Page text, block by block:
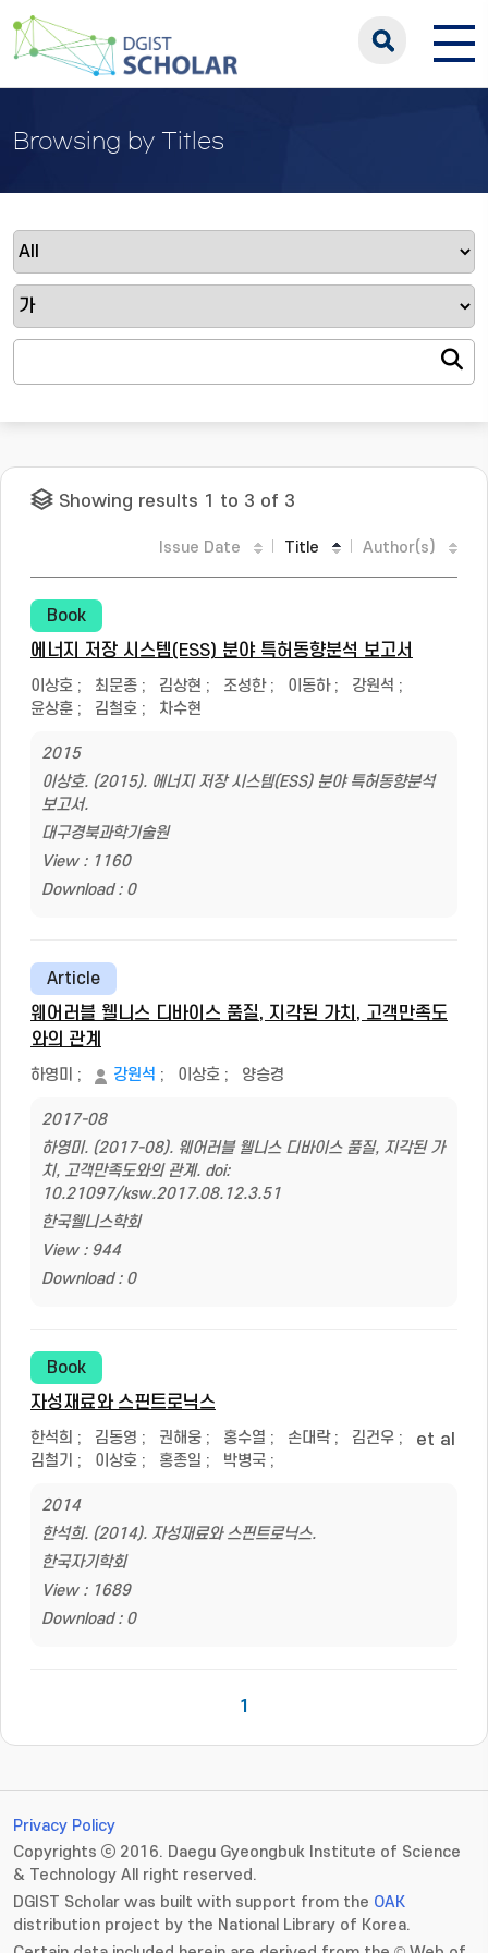
Browsing by Titles
Showing results 1 to 3 of 3
Issue Date Title Author(s)
Book
에너지 저장 시스템(ESS) 분야 특허동향분석 보고서
이상호 ; 최문종 ; 김상현 ; 조성한; 이동하; 강원석 ;
윤상훈 ; 김철호 ; 차수현
2015
이상호. (2015). 에너지 저장 시스템(ESS) 분야 특허동향분석
보고서.
대구경북과학기술원
View : 1160
Download : 0
Article
웨어러블 웰니스 디바이스 품질, 지각된 가치, 고객만족도
와의 관계
하영미 ; 강원석 ; 이상호 ; 양승경
2017-08
하영미. (2017-08). 웨어러블 웰니스 디바이스 품질, 지각된 가
치, 고객만족도와의 관계. doi:
10.21097/ksw.2017.08.12.3.51
한국웰니스학회
View : 944
Download : 0
Book
자성재료와 스핀트로닉스
한석희 ; 김동영 ; 권해웅 ; 홍수열 ; 손대락; 김건우 ;
김철기 ; 이상호 ; 홍종일 ; 박병국 ;
et al
2014
한석희. (2014). 자성재료와 스핀트로닉스.
한국자기학회
View : 1689
Download : 0
1
Privacy Policy
Copyrights ⓒ 2016. Daegu Gyeongbuk Institute of Science
& Technology All right reserved.
DGIST Scholar was built with support from the OAK
distribution project by the National Library of Korea.